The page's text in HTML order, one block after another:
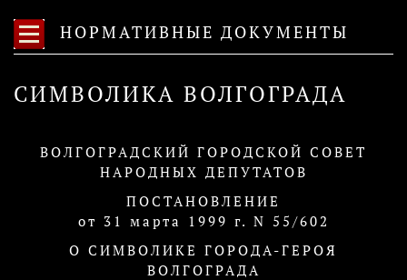
НОРМАТИВНЫЕ ДОКУМЕНТЫ
СИМВОЛИКА ВОЛГОГРАДА
ВОЛГОГРАДСКИЙ ГОРОДСКОЙ СОВЕТ
НАРОДНЫХ ДЕПУТАТОВ
ПОСТАНОВЛЕНИЕ
от 31 марта 1999 г. N 55/602
О СИМВОЛИКЕ ГОРОДА-ГЕРОЯ
ВОЛГОГРАДА